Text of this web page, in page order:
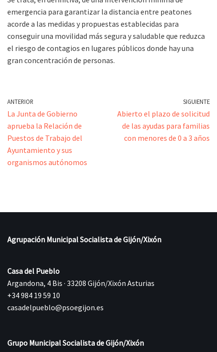
emergencia para garantizar la distancia entre peatones
acorde a las medidas y propuestas establecidas para
conseguir una movilidad más segura y saludable que reduzca
el riesgo de contagios en lugares públicos donde hay una
gran concentración de personas.
ANTERIOR
La Junta de Gobierno
aprueba la Relación de
Puestos de Trabajo del
Ayuntamiento y sus
organismos autónomos
SIGUIENTE
Abierto el plazo de solicitud
de las ayudas para familias
con menores de 0 a 3 años
Agrupación Municipal Socialista de Gijón/Xixón
Casa del Pueblo
Argandona, 4 Bis · 33208 Gijón/Xixón Asturias
+34 984 19 59 10
casadelpueblo@psoegijon.es
Grupo Municipal Socialista de Gijón/Xixón